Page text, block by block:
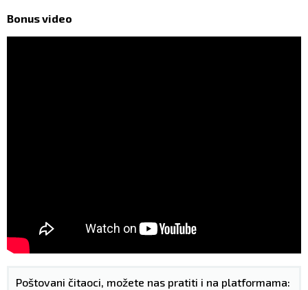
Bonus video
Poštovani čitaoci, možete nas pratiti i na platformama: